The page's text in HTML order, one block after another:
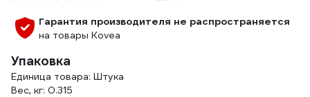
Гарантия производителя не распространяется
на товары Kovea
Упаковка
Единица товара: Штука
Вес, кг: 0.315